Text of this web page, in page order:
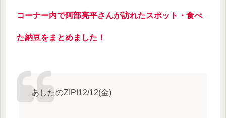
コーナー内で阿部亮平さんが訪れたスポット・食べ
た納豆をまとめました！
あしたのZIP!12/12(金)